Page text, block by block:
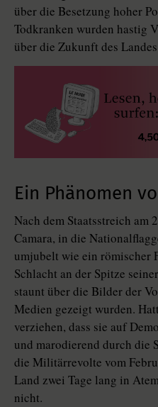
über die Besetzung hoher
Todkranken wurden hastig
über die Zukunft des
Ein Phänomen
Nach dem Staatsstreich am
Camara, in die
umjubelt wie ein römischer
Schlacht an der Spitze
staunt über die Bilder der
Medien gezeigt wurden.
verziehen, dass sie auf
und marodierend durch die
die Militärrevolte vom
Land zwei Tage lang in
nicht.